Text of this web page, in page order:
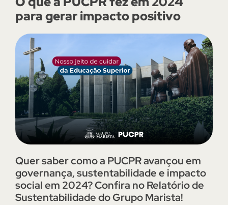
para gerar impacto positivo
Quer saber como a PUCPR avançou em
governança, sustentabilidade e impacto
social em 2024? Confira no Relatório de
Sustentabilidade do Grupo Marista!